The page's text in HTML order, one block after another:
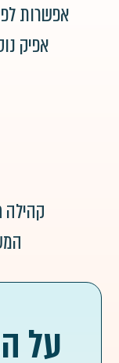
אפשרות
אפיק
על